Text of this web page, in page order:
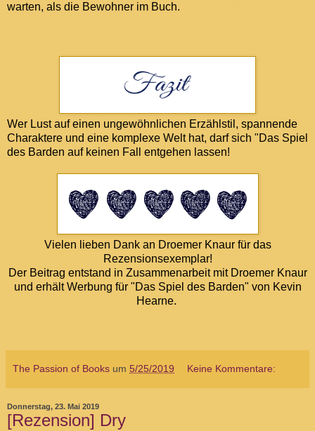
warten, als die Bewohner im Buch.
Wer Lust auf einen ungewöhnlichen Erzählstil, spannende
Charaktere und eine komplexe Welt hat, darf sich "Das Spiel
des Barden auf keinen Fall entgehen lassen!
Vielen lieben Dank an Droemer Knaur für das
Rezensionsexemplar!
Der Beitrag entstand in Zusammenarbeit mit Droemer Knaur
und erhält Werbung für "Das Spiel des Barden" von Kevin
Hearne.
The Passion of Books um 5/25/2019 Keine Kommentare:
Donnerstag, 23. Mai 2019
[Rezension] Dry